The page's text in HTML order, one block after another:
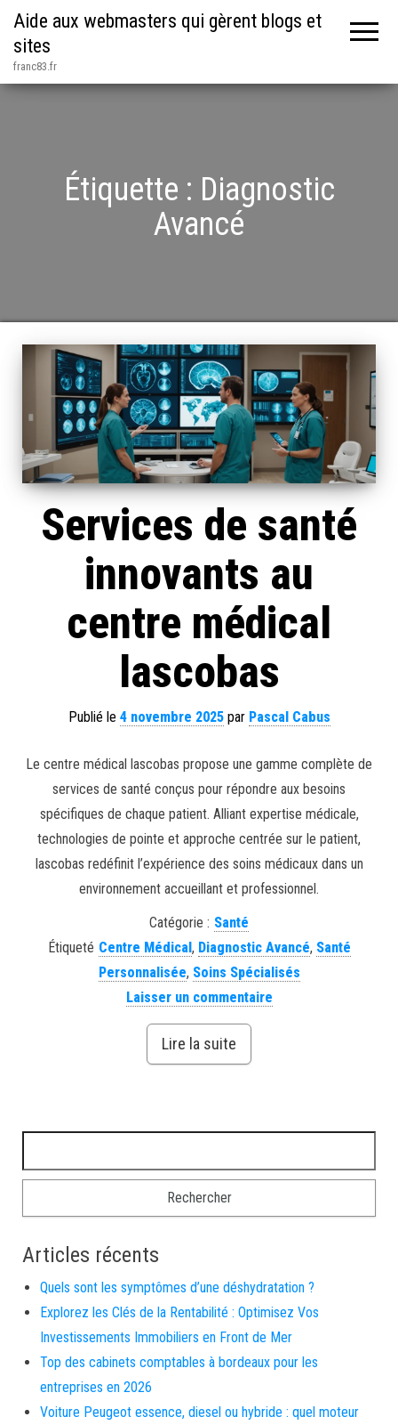
Aide aux webmasters qui gèrent blogs et
sites
franc83.fr
Étiquette : Diagnostic
Avancé
Services de santé
innovants au
centre médical
lascobas
Publié le 4 novembre 2025par Pascal Cabus
Le centre médical lascobas propose une gamme complète de
services de santé conçus pour répondre aux besoins
spécifiques de chaque patient. Alliant expertise médicale,
technologies de pointe et approche centrée sur le patient,
lascobas redéfinit l’expérience des soins médicaux dans un
environnement accueillant et professionnel.
Catégorie : Santé
Étiqueté Centre Médical , Diagnostic Avancé, Santé
Personnalisée, Soins Spécialisés
Laisser un commentaire
Lire la suite
Articles récents
Quels sont les symptômes d’une déshydratation ?
Explorez les Clés de la Rentabilité : Optimisez Vos
Investissements Immobiliers en Front de Mer
Top des cabinets comptables à bordeaux pour les
entreprises en 2026
Voiture Peugeot essence, diesel ou hybride : quel moteur